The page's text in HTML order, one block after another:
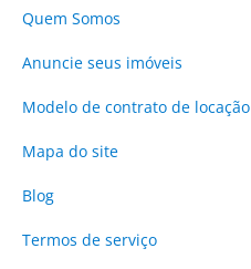
Quem Somos
Anuncie seus imóveis
Modelo de contrato de locação
Mapa do site
Blog
Termos de serviço